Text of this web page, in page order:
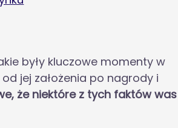
były kluczowe momenty w
jej założenia po nagrody i
że niektóre z tych faktów was